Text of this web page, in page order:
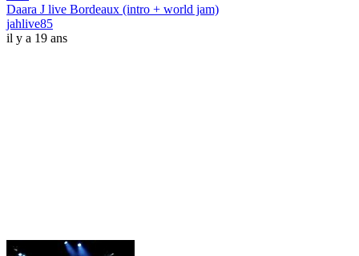
Daara J live Bordeaux (intro + world jam)
jahlive85
il y a 19 ans